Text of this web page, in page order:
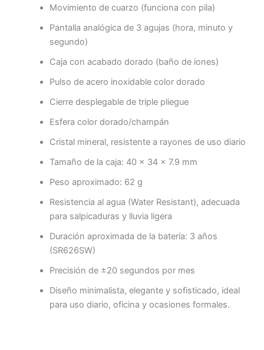
Movimiento de cuarzo (funciona con pila)
Pantalla analógica de 3 agujas (hora, minuto y
segundo)
Caja con acabado dorado (baño de iones)
Pulso de acero inoxidable color dorado
Cierre desplegable de triple pliegue
Esfera color dorado/champán
Cristal mineral, resistente a rayones de uso diario
Tamaño de la caja: 40 × 34 × 7.9 mm
Peso aproximado: 62 g
Resistencia al agua (Water Resistant), adecuada
para salpicaduras y lluvia ligera
Duración aproximada de la batería: 3 años
(SR626SW)
Precisión de ±20 segundos por mes
Diseño minimalista, elegante y sofisticado, ideal
para uso diario, oficina y ocasiones formales.